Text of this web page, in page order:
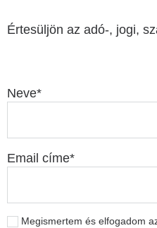
Értesüljön az adó-, jogi,
Neve
Email címe
Megismertem és elfogadom